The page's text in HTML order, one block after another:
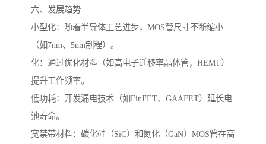
六、发展趋势
小型化：随着半导体工艺进步，MOS管尺寸不断缩小
（如7nm、5nm制程）。
化：通过优化材料（如高电子迁移率晶体管，HEMT）
提升工作频率。
低功耗：开发漏电技术（如FinFET、GAAFET）延长电
池寿命。
宽禁带材料：碳化硅（SiC）和氮化（GaN）MOS管在高